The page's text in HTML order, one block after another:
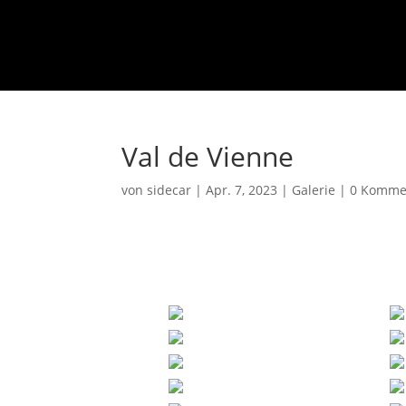
Val de Vienne
vonsidecar |Apr. 7, 2023 | Galerie |0